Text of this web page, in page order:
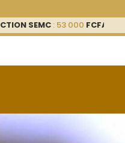
SEMC: 53 000FCFA (0 %)